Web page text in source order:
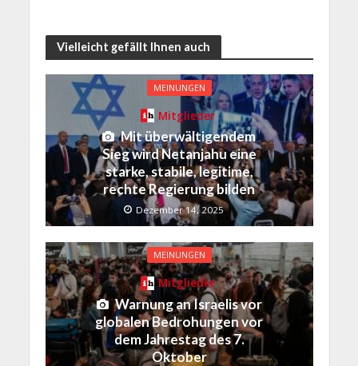
Vielleicht gefällt Ihnen auch
MEINUNGEN
Mitglieder
Mit überwältigendem
Sieg wird Netanjahu eine
starke, stabile, legitime,
rechte Regierung bilden
Dezember 14, 2025
MEINUNGEN
Mitglieder
Warnung an Israelis vor
globalen Bedrohungen vor
dem Jahrestag des 7.
Oktober